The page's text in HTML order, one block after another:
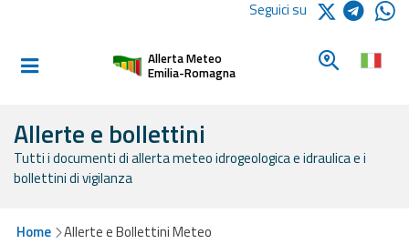
Informati e
Allerte E
Bollettini
Allerte e
Seguici su
Allerta Meteo
Emilia-Romagna
Cerca un
Allerte e bollettini
Tutti i documenti di allerta meteo idrogeologica e idraulica e i
bollettini di vigilanza
Home Allerte e Bollettini Meteo